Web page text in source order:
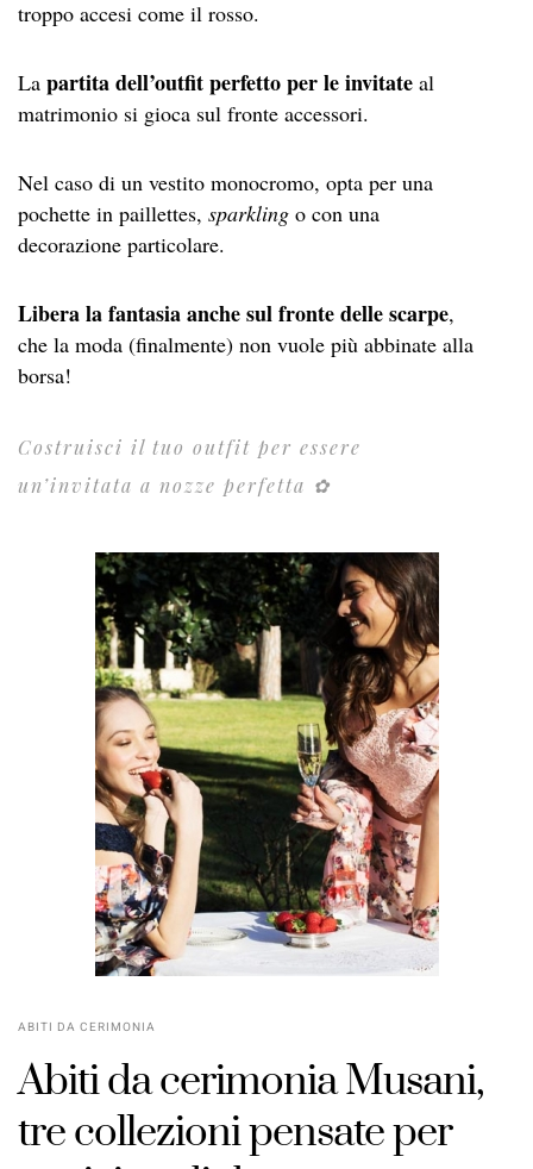
troppo accesi come il rosso.
La partita dell’outfit perfetto per le invitate al
matrimonio si gioca sul fronte accessori.
Nel caso di un vestito monocromo, opta per una
pochette in paillettes, sparkling o con una
decorazione particolare.
Libera la fantasia anche sul fronte delle scarpe,
che la moda (finalmente) non vuole più abbinate alla
borsa!
Costruisci il tuo outfit per essere
un’invitata a nozze perfetta ✿
ABITI DA CERIMONIA
Abiti da cerimonia Musani,
tre collezioni pensate per